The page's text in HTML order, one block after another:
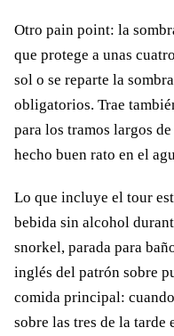
Otro pain point: la
que protege a unas
sol o se reparte la
obligatorios. Trae
para los tramos largos
hecho buen rato en el
Lo que incluye el tour
bebida sin alcohol
snorkel, parada para
inglés del patrón sobre
comida principal:
sobre las tres de la tarde